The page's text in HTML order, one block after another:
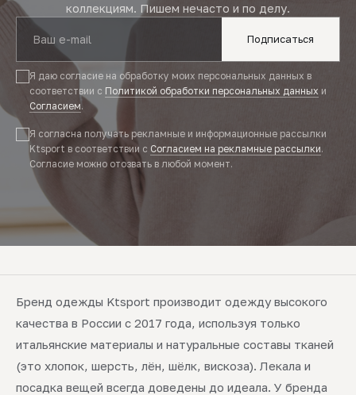
коллекциям. Пишем нечасто и по делу.
Подписаться
Я даю согласие на обработку моих персональных данных в
соответствии с Политикой обработки персональных данных и
Согласием.
Я согласна получать рекламные и информационные рассылки
Ktsport в соответствии с Согласием на рекламные рассылки.
Согласие можно отозвать в любой момент.
Бренд одежды Ktsport производит одежду высокого
качества в России с 2017 года, используя только
итальянские материалы и натуральные составы тканей
(это хлопок, шерсть, лён, шёлк, вискоза). Лекала и
посадка вещей всегда доведены до идеала. У бренда